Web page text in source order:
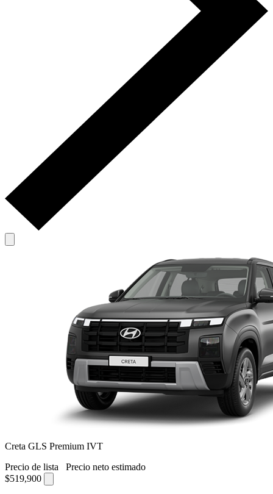
Creta GLS Premium IVT
Precio de lista
Precio neto estimado
$519,900